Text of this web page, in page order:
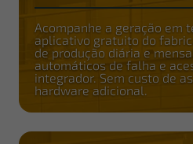
Acompanhe a geração em
aplicativo gratuito do
de produção diária e
automáticos de falha e
integrador. Sem custo de
hardware adicional.